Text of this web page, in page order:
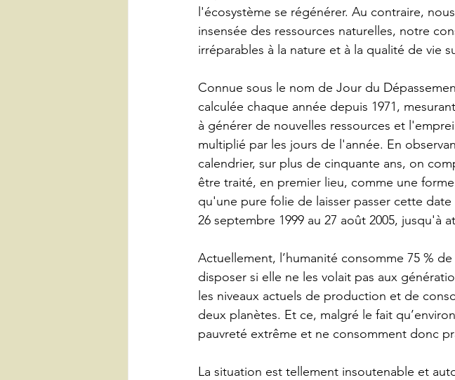
l'écosystème se régénérer. Au contraire,
insensée des ressources naturelles, notre
irréparables à la nature et à la qualité de vie
Connue sous le nom de Jour du
calculée chaque année depuis 1971,
à générer de nouvelles ressources et
multiplié par les jours de l'année. En
calendrier, sur plus de cinquante ans, on
être traité, en premier lieu, comme une
qu'une pure folie de laisser passer cette
26 septembre 1999 au 27 août 2005, jusqu'à
Actuellement, l’humanité consomme 75 %
disposer si elle ne les volait pas aux
les niveaux actuels de production et de
deux planètes. Et ce, malgré le fait
pauvreté extrême et ne consomment donc
La situation est tellement insoutenable et